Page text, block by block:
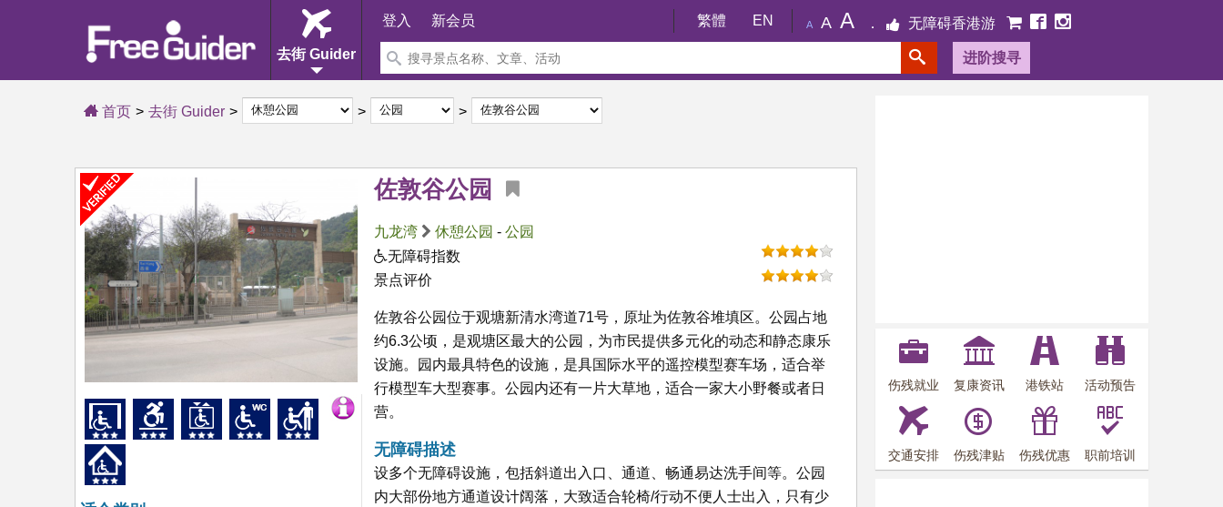
去街 Guider
登入 新会员 繁體 EN A A A 无障碍香港游
进阶搜寻
首页 去街 Guider
佐敦谷公园
九龙湾 休憩公园 - 公园
无障碍指数
景点评价
佐敦谷公园位于观塘新清水湾道71号，原址为佐敦谷堆填区。公园占地
约6.3公顷，是观塘区最大的公园，为市民提供多元化的动态和静态康乐
设施。园内最具特色的设施，是具国际水平的遥控模型赛车场，适合举
行模型车大型赛事。公园内还有一片大草地，适合一家大小野餐或者日
营。
无障碍描述
设多个无障碍设施，包括斜道出入口、通道、畅通易达洗手间等。公园
内大部份地方通道设计阔落，大致适合轮椅/行动不便人士出入，只有少
伤残就业 复康资讯 港铁站 活动预告
交通安排 伤残津贴 伤残优惠 职前培训